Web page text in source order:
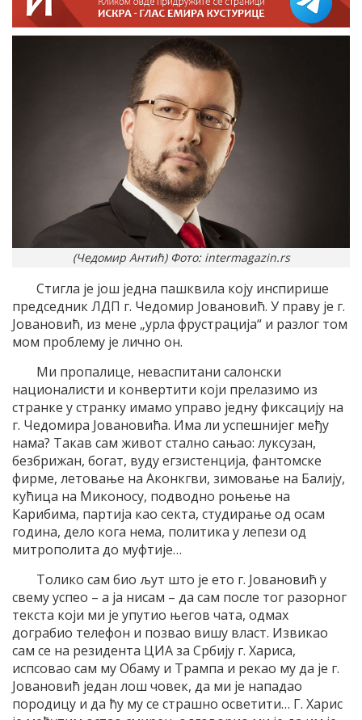
(Чедомир Антић) Фото: intermagazin.rs
Стигла је још једна пашквила коју инспирише
председник ЛДП г. Чедомир Јовановић. У праву је г.
Јовановић, из мене „урла фрустрација“ и разлог том
мом проблему је лично он.
Ми пропалице, неваспитани салонски
националисти и конвертити који прелазимо из
странке у странку имамо управо једну фиксацију на
г. Чедомира Јовановића. Има ли успешнијег међу
нама? Такав сам живот стално сањао: луксузан,
безбрижан, богат, вуду егзистенција, фантомске
фирме, летовање на Аконкгви, зимовање на Балију,
кућица на Миконосу, подводно роњење на
Карибима, партија као секта, студирање од осам
година, дело кога нема, политика у лепези од
митрополита до муфтије…
Толико сам био љут што је ето г. Јовановић у
свему успео – а ја нисам – да сам после тог разорног
текста који ми је упутио његов чата, одмах
дограбио телефон и позвао вишу власт. Извикао
сам се на резидента ЦИА за Србију г. Хариса,
испсовао сам му Обаму и Трампа и рекао му да је г.
Јовановић један лош човек, да ми је нападао
породицу и да ћу му се страшно осветити… Г. Харис